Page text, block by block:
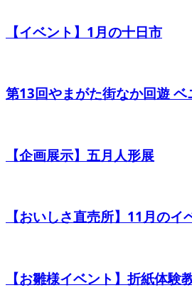
【イベント】1月の十日市
第13回やまがた街なか回遊
【企画展示】五月人形展
【おいしさ直売所】11月のイ
【お雛様イベント】折紙体験